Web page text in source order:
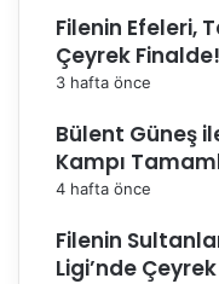
Filenin Efeleri,
Çeyrek Finalde!
3 hafta önce
Bülent Güneş
Kampı
4 hafta önce
Filenin
Ligi’nde